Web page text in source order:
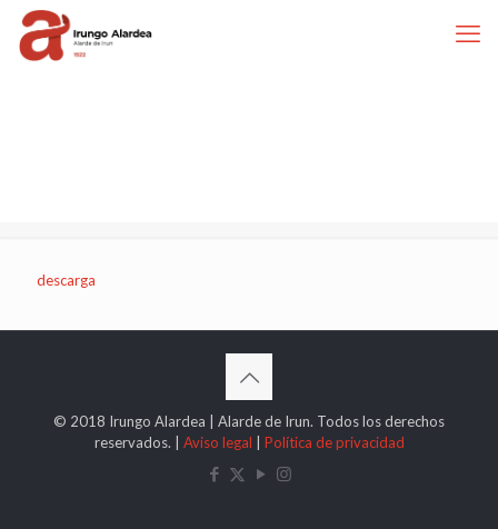
descarga
© 2018 Irungo Alardea | Alarde de Irun. Todos los derechos
reservados. | Aviso legal Política de privacidad